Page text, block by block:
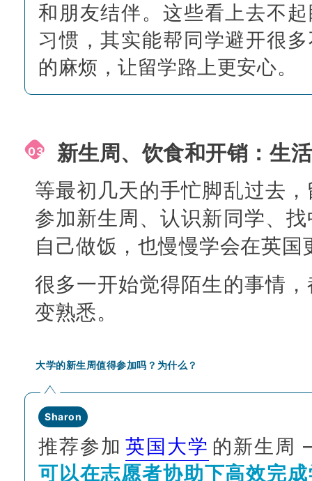
和朋友结伴。这些看上去不
习惯，其实能帮同学避开很
的麻烦，让留学路上更安心。
03 新生周、饮食和开销：生
等最初几天的手忙脚乱过去
参加新生周、认识新同学、
自己做饭，也慢慢学会在英国
很多一开始觉得陌生的事情
变熟悉。
大学的新生周值得参加吗？为什么？
Sharon
推荐参加 英国大学 的新生
可以在志愿者协助下高效完